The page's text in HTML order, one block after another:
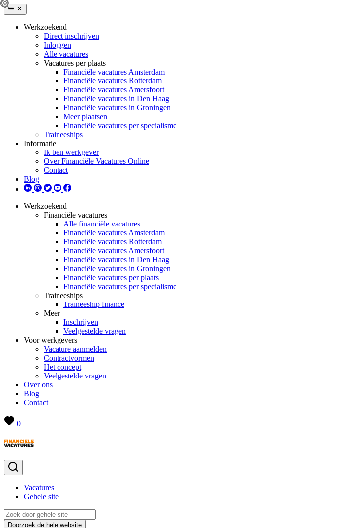
Werkzoekend
Direct inschrijven
Inloggen
Alle vacatures
Vacatures per plaats
Financiële vacatures Amsterdam
Financiële vacatures Rotterdam
Financiële vacatures Amersfoort
Financiële vacatures in Den Haag
Financiële vacatures in Groningen
Meer plaatsen
Financiële vacatures per specialisme
Traineeships
Informatie
Ik ben werkgever
Over Financiële Vacatures Online
Contact
Blog
Werkzoekend
Financiële vacatures
Alle financiële vacatures
Financiële vacatures Amsterdam
Financiële vacatures Rotterdam
Financiële vacatures Amersfoort
Financiële vacatures in Den Haag
Financiële vacatures in Groningen
Financiële vacatures per plaats
Financiële vacatures per specialisme
Traineeships
Traineeship finance
Meer
Inschrijven
Veelgestelde vragen
Voor werkgevers
Vacature aanmelden
Contractvormen
Het concept
Veelgestelde vragen
Over ons
Blog
Contact
0
Vacatures
Gehele site